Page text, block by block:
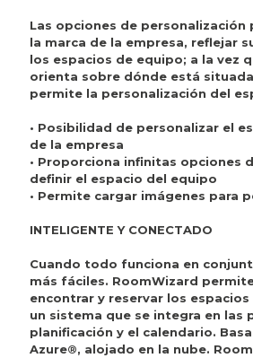
Las opciones de
la marca de la empresa, reflejar
los espacios de equipo; a la vez
orienta sobre dónde está
permite la personalización del
• Posibilidad de personalizar el
de la empresa
• Proporciona infinitas opciones
definir el espacio del equipo
• Permite cargar imágenes para
INTELIGENTE Y CONECTADO
Cuando todo funciona en
más fáciles. RoomWizard
encontrar y reservar los
un sistema que se integra en las
planificación y el calendario.
Azure®, alojado en la nube.